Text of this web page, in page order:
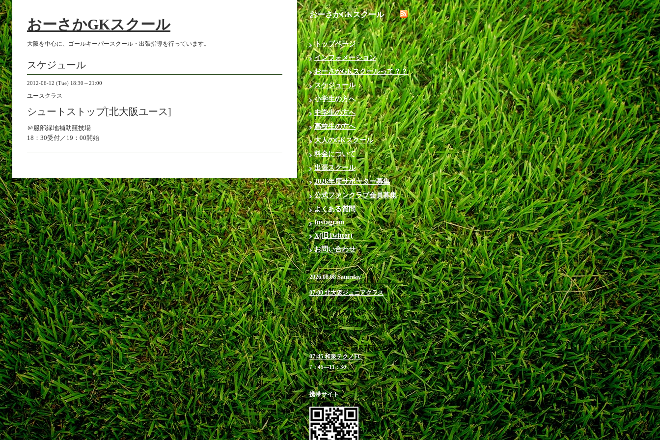
おーさかGKスクール
大阪を中心に、ゴールキーパースクール・出張指導を行っています。
スケジュール
2012-06-12 (Tue) 18:30～21:00
ユースクラス
シュートストップ[北大阪ユース]
＠服部緑地補助競技場
18：30受付／19：00開始
おーさかGKスクール
トップページ
インフォメーション
おーさかGKスクールって？？
スケジュール
小学生の方へ
中学生の方へ
高校生の方へ
大人のGKスクール
料金について
出張スクール
2026年度サポーター募集
公式ファンクラブ会員募集
よくある質問
Instagram
X(旧Twitter)
お問い合わせ
2026.08.08 Saturday
07:00 北大阪ジュニアクラス
＠箕面市立萱野東小学校 ※お帰
りを急がれる方や満車時は近隣有
料駐車場のご利用をお勧めします
6:40 受付 / 7：00-8：
00 練習
お申込み締切 8月7日(金)23:00
07:45 和泉テクノFC
7：45―11：30
携帯サイト